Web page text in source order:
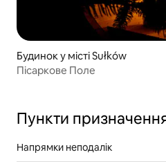
Будинок у місті Sułków
Пісаркове Поле
Пункти
Напрямки неподалік